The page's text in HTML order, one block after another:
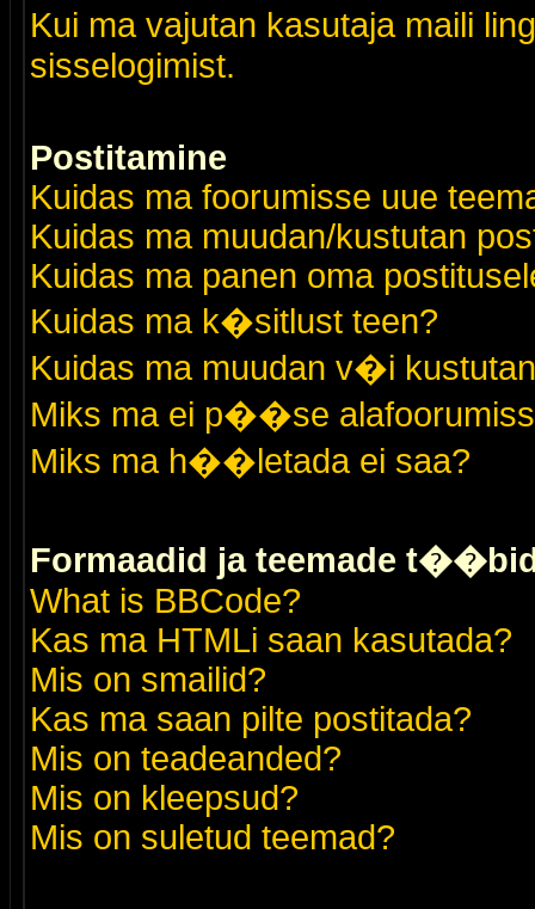
Kui ma vajutan kasutaja maili
sisselogimist.
Postitamine
Kuidas ma foorumisse uue
Kuidas ma muudan/kustutan
Kuidas ma panen oma
Kuidas ma k�sitlust teen?
Kuidas ma muudan v�i
Miks ma ei p��se
Miks ma h��letada ei saa?
Formaadid ja teemade
What is BBCode?
Kas ma HTMLi saan kasutada?
Mis on smailid?
Kas ma saan pilte postitada?
Mis on teadeanded?
Mis on kleepsud?
Mis on suletud teemad?